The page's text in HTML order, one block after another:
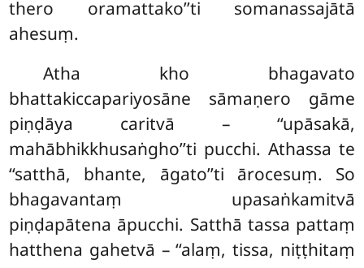
thero oramattako’’ti somanassajātā
ahesuṃ.
Atha kho bhagavato
bhattakiccapariyosāne sāmaṇero gāme
piṇḍāya caritvā – ‘‘upāsakā,
mahābhikkhusaṅgho’’ti pucchi. Athassa te
‘‘satthā, bhante, āgato’’ti ārocesuṃ. So
bhagavantaṃ upasaṅkamitvā
piṇḍapātena āpucchi. Satthā tassa pattaṃ
hatthena gahetvā – ‘‘alaṃ, tissa, niṭṭhitaṃ